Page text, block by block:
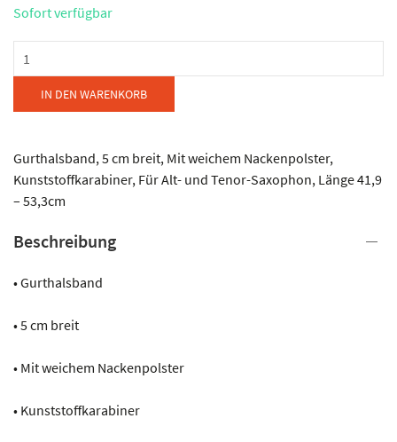
Sofort verfügbar
-
Trageband
für
Menge
IN DEN WARENKORB
Gurthalsband, 5 cm breit, Mit weichem Nackenpolster,
Kunststoffkarabiner, Für Alt- und Tenor-Saxophon, Länge 41,9
– 53,3cm
Beschreibung
• Gurthalsband
• 5 cm breit
• Mit weichem Nackenpolster
• Kunststoffkarabiner